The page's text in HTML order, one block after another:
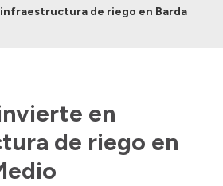
de riego en Barda
en
de riego en